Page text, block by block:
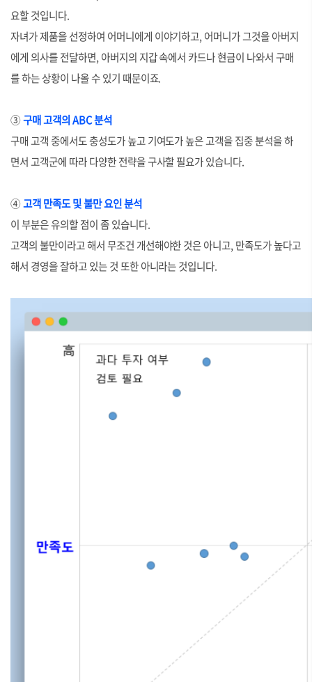
요할 것입니다.
자녀가 제품을 선정하여 어머니에게 이야기하고, 어머니가 그것을 아버지
에게 의사를 전달하면, 아버지의 지갑 속에서 카드나 현금이 나와서 구매
를 하는 상황이 나올 수 있기 때문이죠.
③구매 고객의 ABC 분석
구매 고객 중에서도 충성도가 높고 기여도가 높은 고객을 집중 분석을 하
면서 고객군에 따라 다양한 전략을 구사할 필요가 있습니다.
④고객 만족도 및 불만 요인 분석
이 부분은 유의할 점이 좀 있습니다.
고객의 불만이라고 해서 무조건 개선해야한 것은 아니고, 만족도가 높다고
해서 경영을 잘하고 있는 것 또한 아니라는 것입니다.